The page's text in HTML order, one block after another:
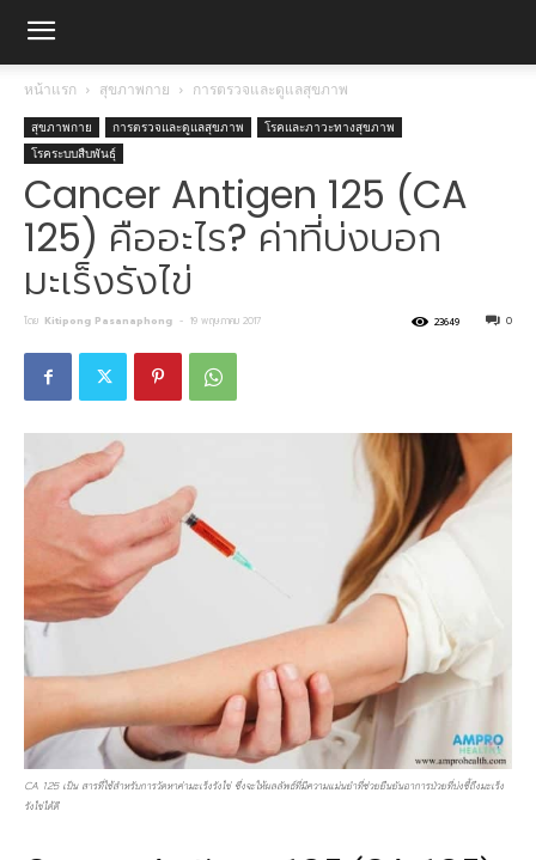
หน้าแรก สุขภาพกาย การตรวจและดูแลสุขภาพ
สุขภาพกาย การตรวจและดูแลสุขภาพ
โรคและภาวะทางสุขภาพ
โรคระบบสืบพันธุ์
Cancer Antigen 125 (CA
125) คืออะไร? ค่าที่บ่งบอก
มะเร็งรังไข่
โดย Kitipong Pasanaphong - 19 พฤษภาคม 2017 0
23649
CA 125 เป็น สารที่ใช้สำหรับการวัดหาค่ามะเร็งรังไข่ ซึ่งจะให้ผลลัพธ์ที่มีความแม่นยำที่ช่วยยืนยันอาการป่วยที่บ่งชี้ถึงมะเร็ง
รังไข่ได้ดี